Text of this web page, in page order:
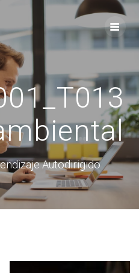
content
Autodirigido